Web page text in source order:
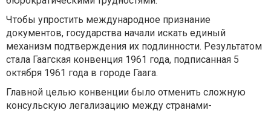
Чтобы упростить международное признание
документов, государства начали искать единый
механизм подтверждения их подлинности. Результатом
стала Гаагская конвенция 1961 года, подписанная 5
октября 1961 года в городе Гаага.
Главной целью конвенции было отменить сложную
консульскую легализацию между странами-